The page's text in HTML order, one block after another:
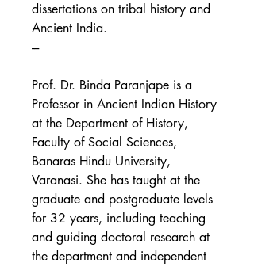
dissertations on tribal history and
Ancient India.
---
Prof. Dr. Binda Paranjape is a
Professor in Ancient Indian History
at the Department of History,
Faculty of Social Sciences,
Banaras Hindu University,
Varanasi. She has taught at the
graduate and postgraduate levels
for 32 years, including teaching
and guiding doctoral research at
the department and independent